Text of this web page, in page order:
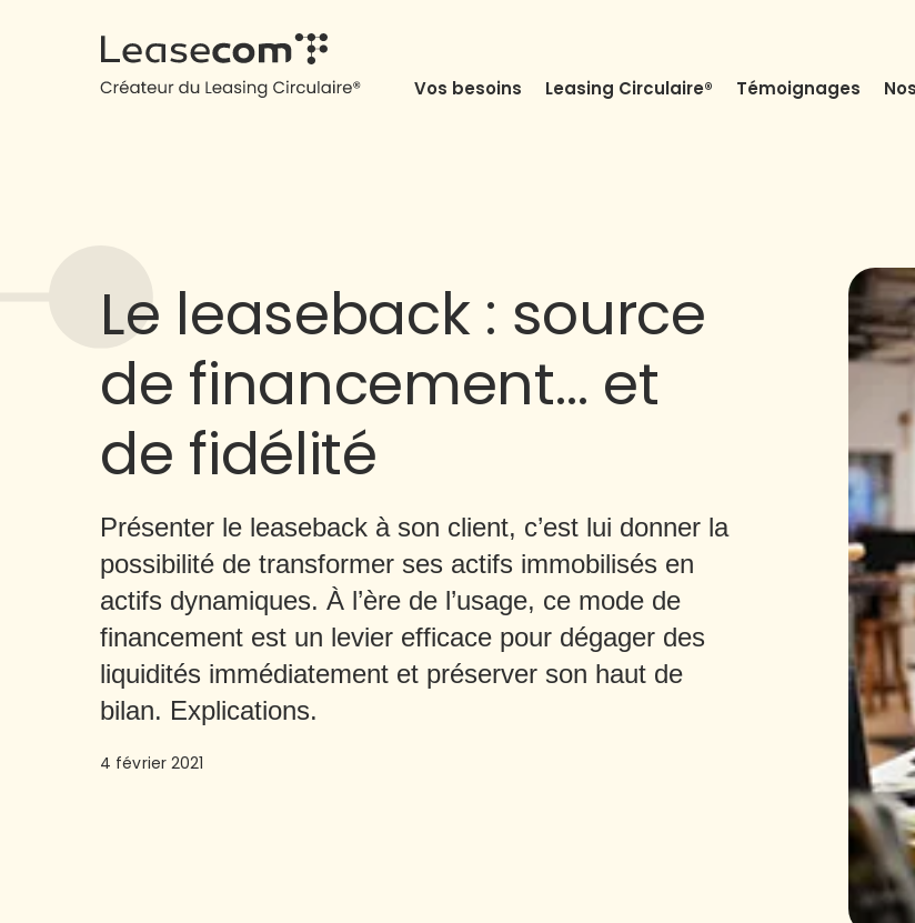
Vos besoins Leasing Circulaire® Témoignages
Le leaseback : source
de financement… et
de fidélité
Présenter le leaseback à son client, c’est lui donner la
possibilité de transformer ses actifs immobilisés en
actifs dynamiques. À l’ère de l’usage, ce mode de
financement est un levier efficace pour dégager des
liquidités immédiatement et préserver son haut de
bilan. Explications.
4 février 2021